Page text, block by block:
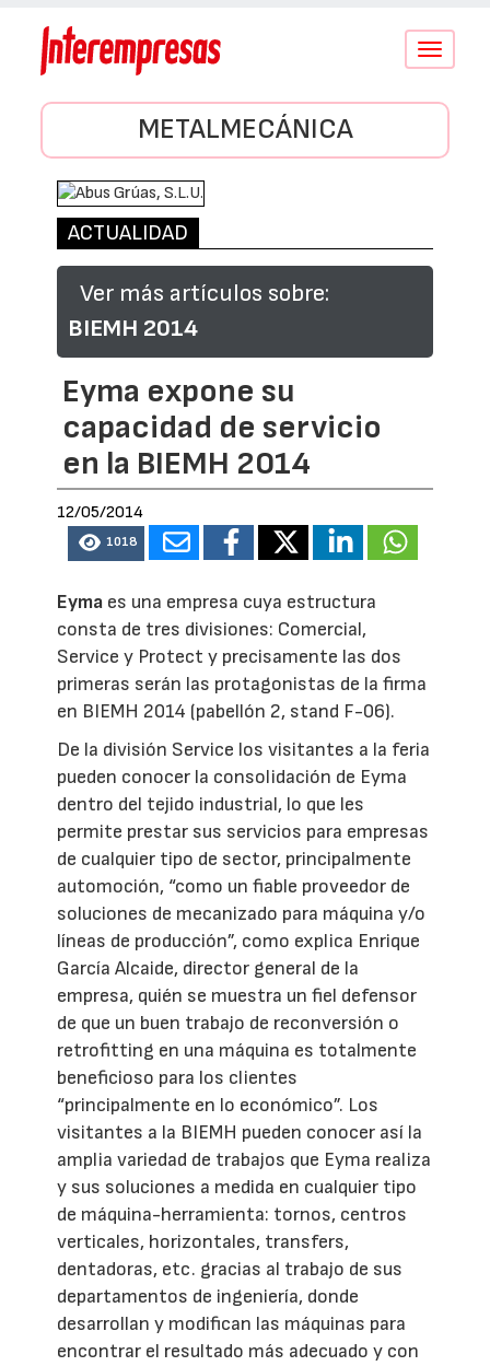
Conmutar
METALMECÁNICA
ACTUALIDAD
Ver más artículos sobre:
BIEMH 2014
Eyma expone su
capacidad de servicio
en la BIEMH 2014
12/05/2014
1018
Eyma es una empresa cuya estructura
consta de tres divisiones: Comercial,
Service y Protect y precisamente las dos
primeras serán las protagonistas de la firma
en BIEMH 2014 (pabellón 2, stand F-06).
De la división Service los visitantes a la feria
pueden conocer la consolidación de Eyma
dentro del tejido industrial, lo que les
permite prestar sus servicios para empresas
de cualquier tipo de sector, principalmente
automoción, “como un fiable proveedor de
soluciones de mecanizado para máquina y/o
líneas de producción”, como explica Enrique
García Alcaide, director general de la
empresa, quién se muestra un fiel defensor
de que un buen trabajo de reconversión o
retrofitting en una máquina es totalmente
beneficioso para los clientes
“principalmente en lo económico”. Los
visitantes a la BIEMH pueden conocer así la
amplia variedad de trabajos que Eyma realiza
y sus soluciones a medida en cualquier tipo
de máquina-herramienta: tornos, centros
verticales, horizontales, transfers,
dentadoras, etc. gracias al trabajo de sus
departamentos de ingeniería, donde
desarrollan y modifican las máquinas para
encontrar el resultado más adecuado y con